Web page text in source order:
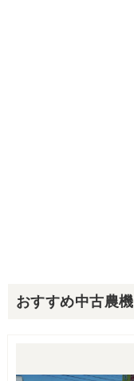
おすすめ中古農機